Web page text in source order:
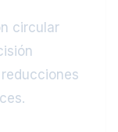
circular